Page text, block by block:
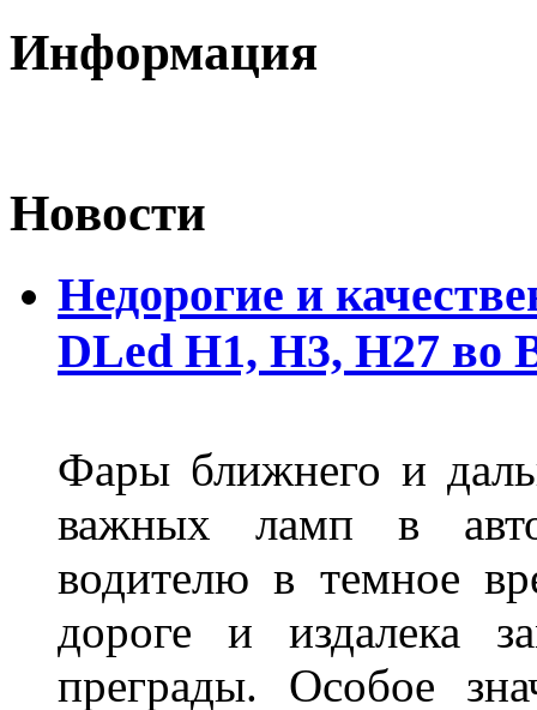
Информация
Новости
Недорогие и
DLed Н1, Н3, Н27 во
Фары ближнего и
важных ламп в
водителю в темное
дороге и издалека
преграды. Особое